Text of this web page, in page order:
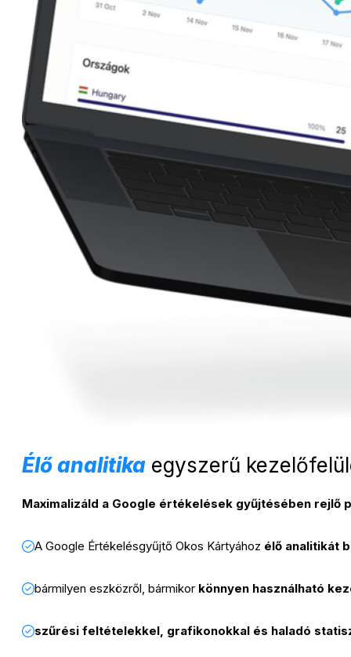
Élő analitika egyszerű
Maximalizáld a Google értékelések gyűjtésében rejlő
A Google Értékelésgyűjtő Okos Kártyához élő analitikát
bármilyen eszközről, bármikor könnyen használható
szűrési feltételekkel, grafikonokkal és haladó